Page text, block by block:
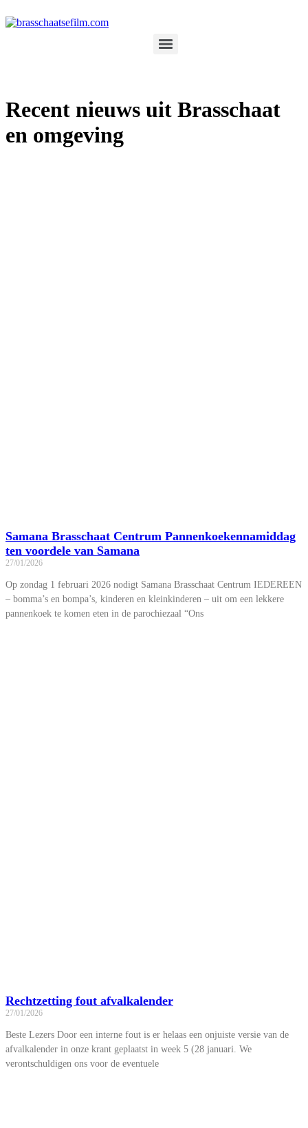
naar
Recent nieuws uit Brasschaat
en omgeving
Samana Brasschaat Centrum Pannenkoekennamiddag
ten voordele van Samana
27/01/2026
Op zondag 1 februari 2026 nodigt Samana Brasschaat Centrum IEDEREEN
– bomma’s en bompa’s, kinderen en kleinkinderen – uit om een lekkere
pannenkoek te komen eten in de parochiezaal “Ons
Rechtzetting fout afvalkalender
27/01/2026
Beste Lezers Door een interne fout is er helaas een onjuiste versie van de
afvalkalender in onze krant geplaatst in week 5 (28 januari. We
verontschuldigen ons voor de eventuele